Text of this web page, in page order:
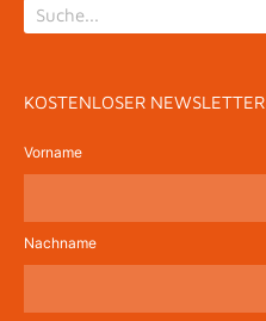
KOSTENLOSER NEWSLETTER
Vorname
Nachname